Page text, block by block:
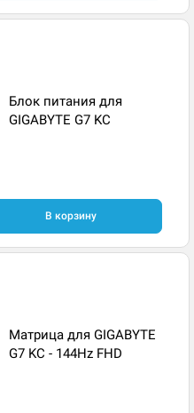
Блок питания для
GIGABYTE G7 KC
В корзину
Матрица для GIGABYTE
G7 KC - 144Hz FHD